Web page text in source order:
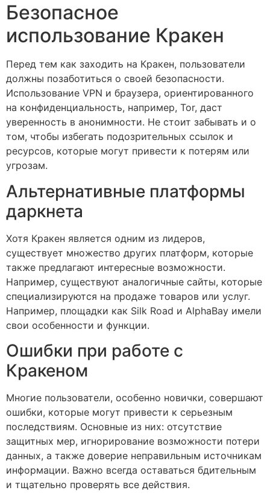
Безопасное
использование Кракен
Перед тем как заходить на Кракен, пользователи
должны позаботиться о своей безопасности.
Использование VPN и браузера, ориентированного
на конфиденциальность, например, Tor, даст
уверенность в анонимности. Не стоит забывать и о
том, чтобы избегать подозрительных ссылок и
ресурсов, которые могут привести к потерям или
угрозам.
Альтернативные платформы
даркнета
Хотя Кракен является одним из лидеров,
существует множество других платформ, которые
также предлагают интересные возможности.
Например, существуют аналогичные сайты, которые
специализируются на продаже товаров или услуг.
Например, площадки как Silk Road и AlphaBay имели
свои особенности и функции.
Ошибки при работе с
Кракеном
Многие пользователи, особенно новички, совершают
ошибки, которые могут привести к серьезным
последствиям. Основные из них: отсутствие
защитных мер, игнорирование возможности потери
данных, а также доверие неправильным источникам
информации. Важно всегда оставаться бдительным
и тщательно проверять все действия.